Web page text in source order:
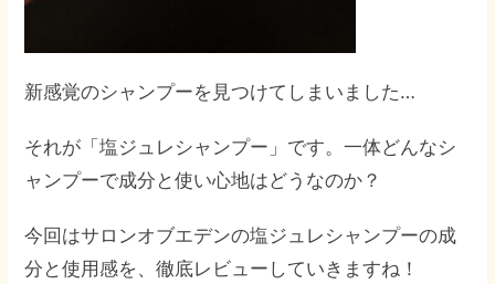
新感覚のシャンプーを見つけてしまいました…
それが「塩ジュレシャンプー」です。一体どんなシ
ャンプーで成分と使い心地はどうなのか？
今回はサロンオブエデンの塩ジュレシャンプーの成
分と使用感を、徹底レビューしていきますね！